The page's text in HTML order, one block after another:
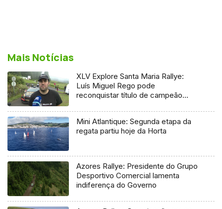
Mais Notícias
XLV Explore Santa Maria Rallye:
Luís Miguel Rego pode
reconquistar título de campeão
Mini Atlantique: Segunda etapa da
regata partiu hoje da Horta
Azores Rallye: Presidente do Grupo
Desportivo Comercial lamenta
indiferença do Governo